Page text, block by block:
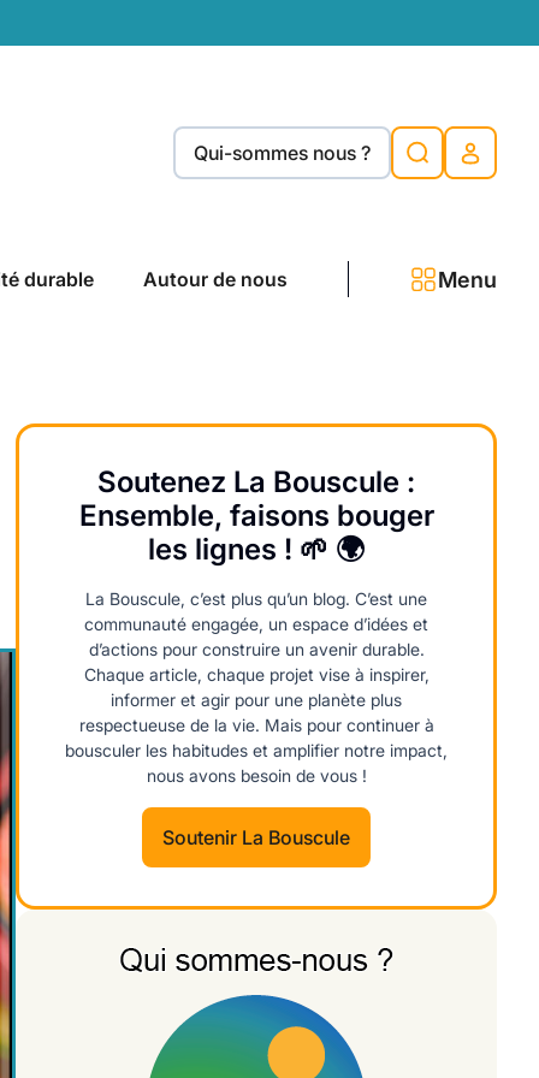
Qui-sommes nous ?
durable Autour de nous Menu
Soutenez La Bouscule :
Ensemble, faisons bouger
les lignes ! 🌱 🌍
La Bouscule, c’est plus qu’un blog. C’est une
communauté engagée, un espace d’idées et
d’actions pour construire un avenir durable.
Chaque article, chaque projet vise à inspirer,
informer et agir pour une planète plus
respectueuse de la vie. Mais pour continuer à
bousculer les habitudes et amplifier notre impact,
nous avons besoin de vous !
Soutenir La Bouscule